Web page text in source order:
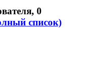
, 0
список)